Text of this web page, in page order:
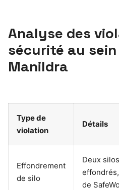
Analyse des
sécurité au
Manildra
Type de
violation
Détails
Effondrement
de silo
Deux
de